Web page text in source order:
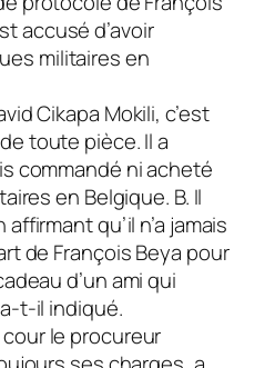
accusé d’avoir
militaires en
Cikapa Mokili, c’est
toute pièce. Il a
commandé ni acheté
en Belgique. B. Il
qu’il n’a jamais
de François Beya pour
d’un ami qui
t-il indiqué.
le procureur